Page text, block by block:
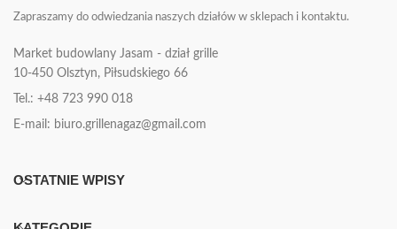
Zapraszamy do odwiedzania naszych działów w sklepach i kontaktu.
Market budowlany Jasam - dział grille
10-450 Olsztyn, Piłsudskiego 66
Tel.: +48 723 990 018
E-mail: biuro.grillenagaz@gmail.com
OSTATNIE WPISY
KATEGORIE